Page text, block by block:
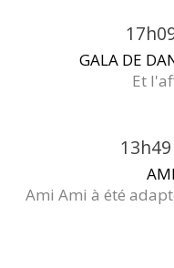
GALA DE
Et
13h49
Ami Ami à été